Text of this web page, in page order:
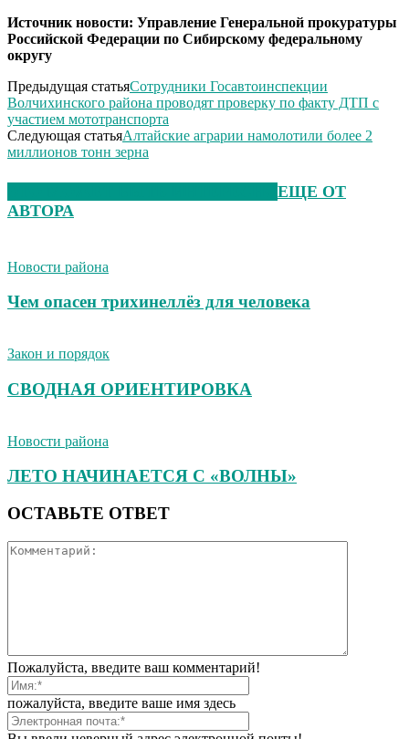
Источник новости: Управление Генеральной прокуратуры
Российской Федерации по Сибирскому федеральному
округу
Предыдущая статьяСотрудники Госавтоинспекции
Волчихинского района проводят проверку по факту ДТП с
участием мототранспорта
Следующая статьяАлтайские аграрии намолотили более 2
миллионов тонн зерна
ЕЩЕ ОТ
АВТОРА
Новости района
Чем опасен трихинеллёз для человека
Закон и порядок
СВОДНАЯ ОРИЕНТИРОВКА
Новости района
ЛЕТО НАЧИНАЕТСЯ С «ВОЛНЫ»
ОСТАВЬТЕ ОТВЕТ
Пожалуйста, введите ваш комментарий!
пожалуйста, введите ваше имя здесь